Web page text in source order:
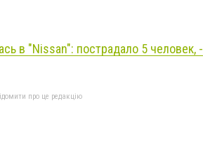
в "Nissan": пострадало 5 человек, -
про це редакцію